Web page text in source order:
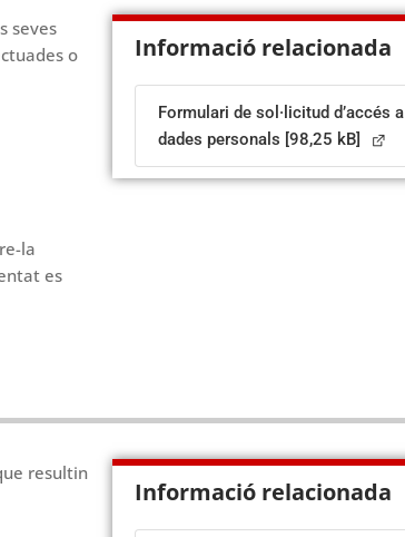
seves
o
la
es
Informació relacionada
Formulari de sol·licitud d’accés a
dades personals [98,25 kB]
resultin
Informació relacionada